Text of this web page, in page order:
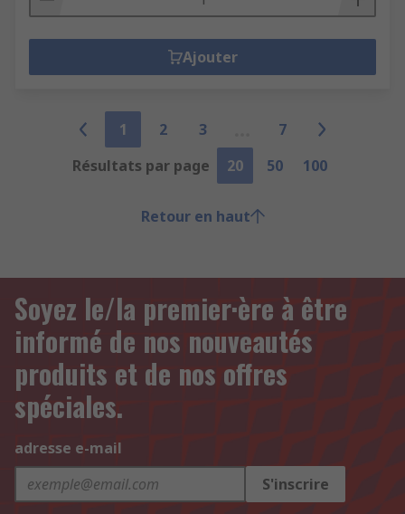
Ajouter
1 2 3
7
Résultats par page
20 50 100
Retour en haut
Soyez le/la premier·ère à être
informé de nos nouveautés
produits et de nos offres
spéciales.
adresse e-mail
S'inscrire